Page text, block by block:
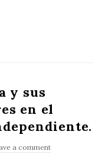
y sus
en el
a comment